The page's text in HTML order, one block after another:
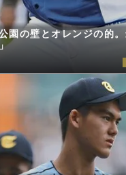
園の壁とオレンジの的